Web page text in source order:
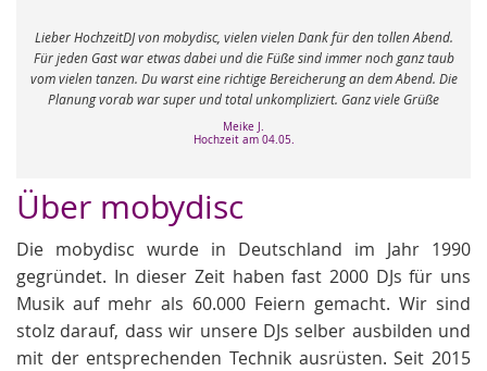
Lieber HochzeitDJ von mobydisc, vielen vielen Dank für den tollen Abend.
Für jeden Gast war etwas dabei und die Füße sind immer noch ganz taub
vom vielen tanzen. Du warst eine richtige Bereicherung an dem Abend. Die
Planung vorab war super und total unkompliziert. Ganz viele Grüße
Meike J.
Hochzeit am 04.05.
Über mobydisc
Die mobydisc wurde in Deutschland im Jahr 1990
gegründet. In dieser Zeit haben fast 2000 DJs für uns
Musik auf mehr als 60.000 Feiern gemacht. Wir sind
stolz darauf, dass wir unsere DJs selber ausbilden und
mit der entsprechenden Technik ausrüsten. Seit 2015